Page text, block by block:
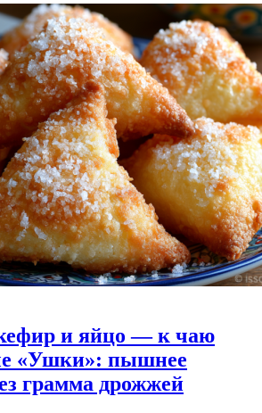
и яйцо — к чаю
«Ушки»: пышнее
грамма дрожжей